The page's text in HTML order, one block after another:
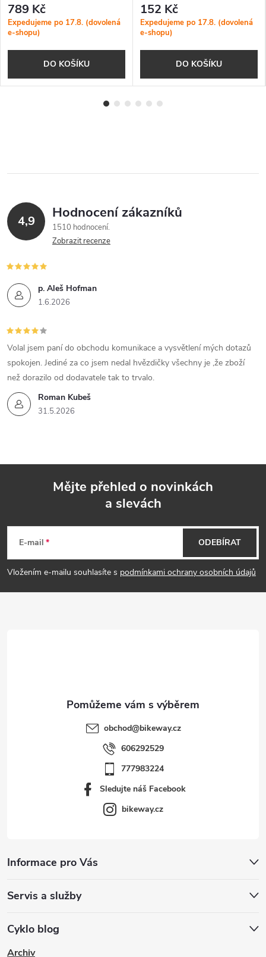
789 Kč
Expedujeme po 17.8. (dovolená
e-shopu)
DO KOŠÍKU
152 Kč
Expedujeme po 17.8. (dovolená
e-shopu)
DO KOŠÍKU
4,9 Hodnocení zákazníků
1510 hodnocení
Zobrazit recenze
p. Aleš Hofman
1.6.2026
Roman Kubeš
31.5.2026
Volal jsem paní do obchodu komunikace a vysvětlení mých dotazů
spokojen. Jediné za co jsem nedal hvězdičky všechny je ,že zboží
než dorazilo od dodavatele tak to trvalo.
p
Mějte přehled o novinkách
a slevách
E-mail
Vložením e-mailu souhlasíte s podmínkami ochrany osobních údajů
ODEBÍRAT
obchod@bikeway.cz
606292529
777983224
Sledujte náš Facebook
bikeway.cz
Informace pro Vás
Servis a služby
Cyklo blog
Archiv